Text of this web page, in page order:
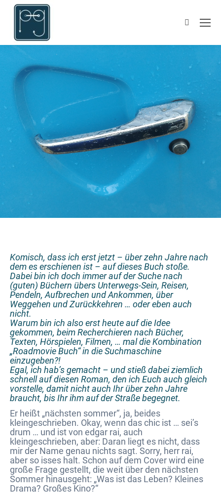
Komisch, dass ich erst jetzt – über zehn Jahre nach
dem es erschienen ist – auf dieses Buch stoße.
Dabei bin ich doch immer auf der Suche nach
(guten) Büchern übers Unterwegs-Sein, Reisen,
Pendeln, Aufbrechen und Ankommen, über
Weggehen und Zurückkehren … oder eben auch
nicht.
Warum bin ich also erst heute auf die Idee
gekommen, beim Recherchieren nach Bücher,
Texten, Hörspielen, Filmen, … mal die Kombination
„Roadmovie Buch“ in die Suchmaschine
einzugeben?!
Egal, ich hab’s gemacht – und stieß dabei ziemlich
schnell auf diesen Roman, den ich Euch auch gleich
vorstelle, damit nicht auch Ihr über zehn Jahre
braucht, bis Ihr ihm auf der Straße begegnet.
Er heißt „nächsten sommer“, ja, beides
kleingeschrieben. Okay, wenn das chic ist … sei’s
drum … und ist von edgar rai, auch
kleingeschrieben, aber: Daran liegt es nicht, dass
mir der Name genau nichts sagt. Sorry, herr rai,
aber so isses halt. Schon auf dem Cover wird eine
große Frage gestellt, die weit über den nächsten
Sommer hinausgeht: „Was ist das Leben? Kleines
Drama? Großes Kino?“